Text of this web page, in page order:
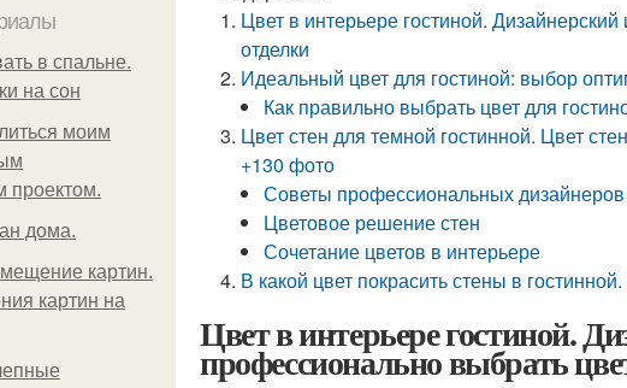
в спальне.
на сон
моим
проектом.
дома.
картин.
картин на
Цвет в интерьере гостиной.
отделки
Идеальный цвет для гостиной: выбор
Как правильно выбрать цвет для
Цвет стен для темной гостинной. Цвет
+130 фото
Советы профессиональных дизайнеров
Цветовое решение стен
Сочетание цветов в интерьере
В какой цвет покрасить стены в
Цвет в интерьере гостиной.
профессионально выбрать